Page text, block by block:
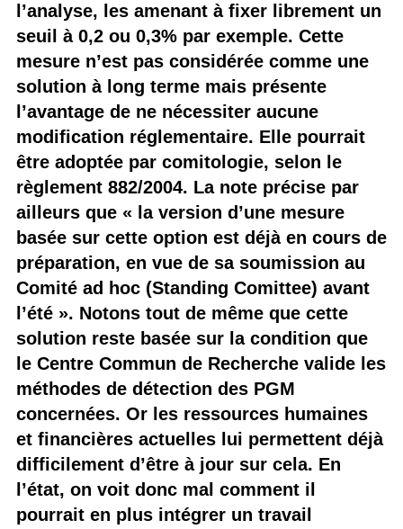
l’analyse, les amenant à fixer librement un
seuil à 0,2 ou 0,3% par exemple. Cette
mesure n’est pas considérée comme une
solution à long terme mais présente
l’avantage de ne nécessiter aucune
modification réglementaire. Elle pourrait
être adoptée par comitologie, selon le
règlement 882/2004. La note précise par
ailleurs que « la version d’une mesure
basée sur cette option est déjà en cours de
préparation, en vue de sa soumission au
Comité ad hoc (Standing Comittee) avant
l’été ». Notons tout de même que cette
solution reste basée sur la condition que
le Centre Commun de Recherche valide les
méthodes de détection des PGM
concernées. Or les ressources humaines
et financières actuelles lui permettent déjà
difficilement d’être à jour sur cela. En
l’état, on voit donc mal comment il
pourrait en plus intégrer un travail